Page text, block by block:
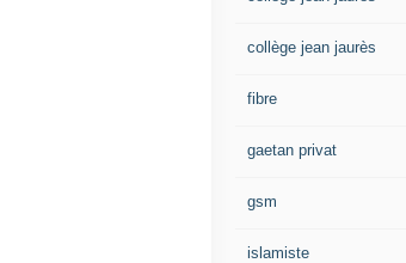
collège jean jaurès
fibre
gaetan privat
gsm
islamiste